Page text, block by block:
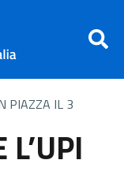
PIAZZA IL 3